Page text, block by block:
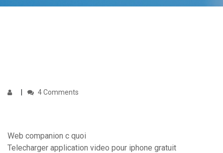
4 Comments
Web companion c quoi
Telecharger application video pour iphone gratuit